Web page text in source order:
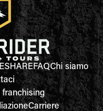
FAQChi siamo
Carriere